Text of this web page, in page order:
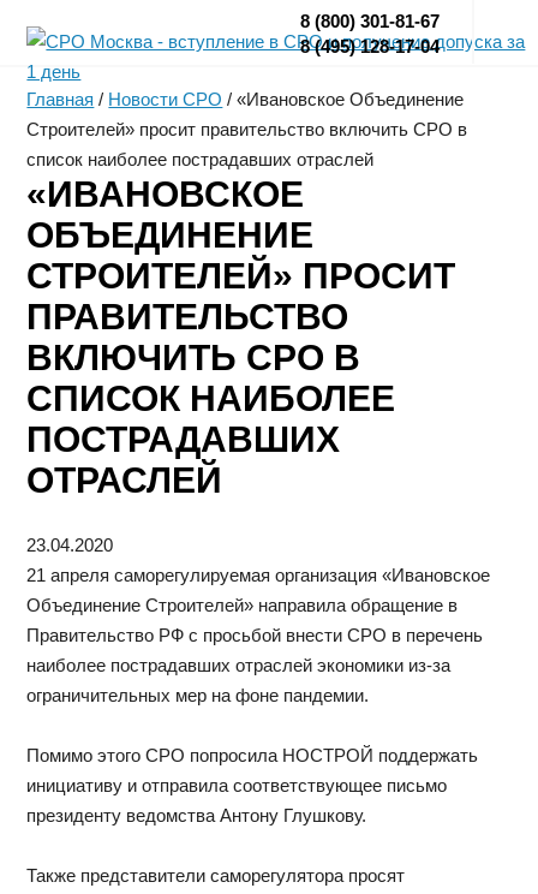
8 (800) 301-81-67
8 (495) 128-17-04
Главная / Новости СРО /«Ивановское Объединение
Строителей» просит правительство включить СРО в
список наиболее пострадавших отраслей
«ИВАНОВСКОЕ
ОБЪЕДИНЕНИЕ
СТРОИТЕЛЕЙ» ПРОСИТ
ПРАВИТЕЛЬСТВО
ВКЛЮЧИТЬ СРО В
СПИСОК НАИБОЛЕЕ
ПОСТРАДАВШИХ
ОТРАСЛЕЙ
23.04.2020
21 апреля саморегулируемая организация «Ивановское
Объединение Строителей» направила обращение в
Правительство РФ с просьбой внести СРО в перечень
наиболее пострадавших отраслей экономики из-за
ограничительных мер на фоне пандемии.
Помимо этого СРО попросила НОСТРОЙ поддержать
инициативу и отправила соответствующее письмо
президенту ведомства Антону Глушкову.
Также представители саморегулятора просят